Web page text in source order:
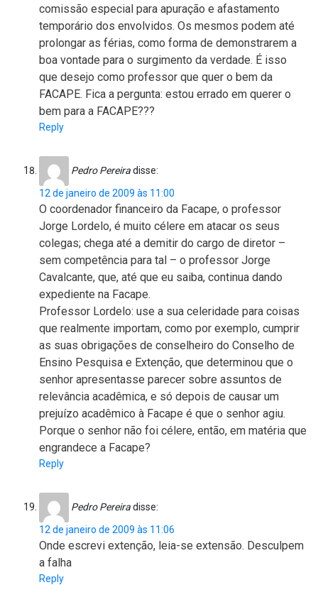
comissão especial para apuração e afastamento
temporário dos envolvidos. Os mesmos podem até
prolongar as férias, como forma de demonstrarem a
boa vontade para o surgimento da verdade. É isso
que desejo como professor que quer o bem da
FACAPE. Fica a pergunta: estou errado em querer o
bem para a FACAPE???
Reply
Pedro Pereiradisse:
12 de janeiro de 2009 às 11:00
O coordenador financeiro da Facape, o professor
Jorge Lordelo, é muito célere em atacar os seus
colegas; chega até a demitir do cargo de diretor –
sem competência para tal – o professor Jorge
Cavalcante, que, até que eu saiba, continua dando
expediente na Facape.
Professor Lordelo: use a sua celeridade para coisas
que realmente importam, como por exemplo, cumprir
as suas obrigações de conselheiro do Conselho de
Ensino Pesquisa e Extenção, que determinou que o
senhor apresentasse parecer sobre assuntos de
relevância acadêmica, e só depois de causar um
prejuízo acadêmico à Facape é que o senhor agiu.
Porque o senhor não foi célere, então, em matéria que
engrandece a Facape?
Reply
Pedro Pereiradisse:
12 de janeiro de 2009 às 11:06
Onde escrevi extenção, leia-se extensão. Desculpem
a falha
Reply